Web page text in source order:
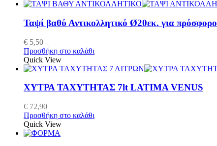
Ταψί βαθύ Αντικολλητικό Ø20εκ. για πρόσφορο
€ 5,50
Προσθήκη στο καλάθι
Quick View
ΧΥΤΡΑ ΤΑΧΥΤΗΤΑΣ 7lt LATIMA VENUS
€ 72,90
Προσθήκη στο καλάθι
Quick View